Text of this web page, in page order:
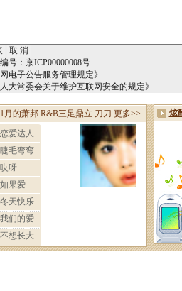
号：京ICP00000008号
电子公告服务管理规定》
大常委会关于维护互联网安全的规定》